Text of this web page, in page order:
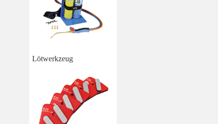
Lötwerkzeug